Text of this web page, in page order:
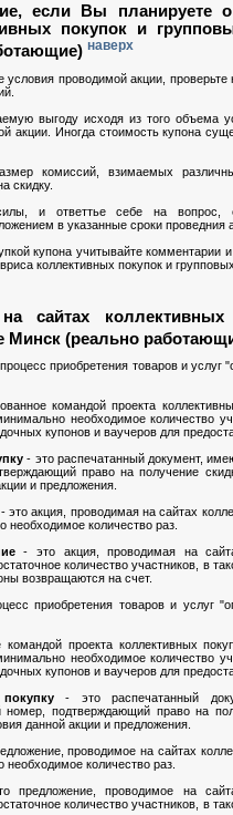
если Вы планируете
покупок и
наверх
условия проводимой акции, проверьте
выгоду исходя из того объема
акции. Иногда стоимость купона
комиссий, взимаемых
скидку.
и ответтье себе на
в указанные сроки проведния
купона учитывайте комментарии
коллективных покупок и
сайтах
Минск (реально
приобретения товаров и услуг
командой проекта
необходимое количество
купонов и ваучеров для
- это распечатанный документ,
право на получение
и предложения.
- это акция, проводимая на сайтах
необходимое количество раз.
- это акция, проводимая на
количество участников, в
возвращаются на счет.
приобретения товаров и услуг
проекта коллективных
необходимое количество
купонов и ваучеров для
- это распечатанный
номер, подтверждающий право на
данной акции и предложения.
проводимое на сайтах
количество раз.
предложение, проводимое на
количество участников, в